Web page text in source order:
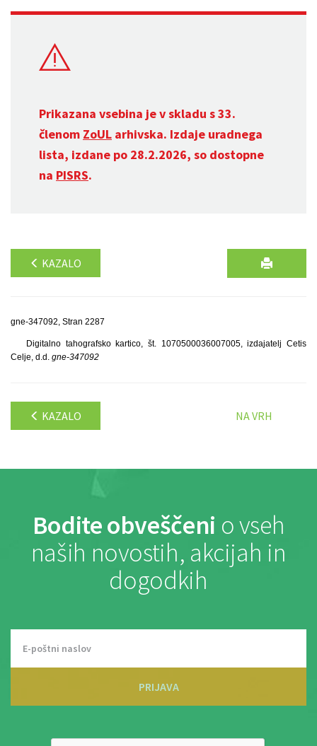
Prikazana vsebina je v skladu s 33.
členom ZoUL arhivska. Izdaje uradnega
lista, izdane po 28.2.2026, so dostopne
na PISRS.
KAZALO
gne-347092, Stran 2287
Digitalno tahografsko kartico, št. 1070500036007005, izdajatelj Cetis
Celje, d.d. gne-347092
KAZALO NA VRH
Bodite obveščeni o vseh
naših novostih, akcijah in
dogodkih
PRIJAVA